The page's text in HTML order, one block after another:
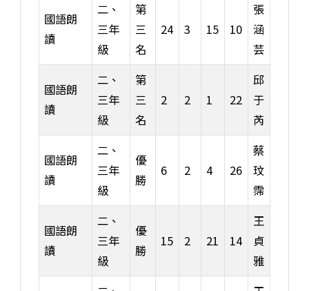
國語朗
讀
二、
三年
級
第
三
名
24 3 15 10
張
涵
芸
國語朗
讀
二、
三年
級
第
三
名
2 2 1 22
邱
于
芮
國語朗
讀
二、
三年
級
優
勝
6 2 4 26
蔡
玟
霈
國語朗
讀
二、
三年
級
優
勝
15 2 21 14
王
貞
雅